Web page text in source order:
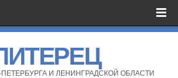
И ЛЕНИНГРАДСКОЙ ОБЛАСТИ